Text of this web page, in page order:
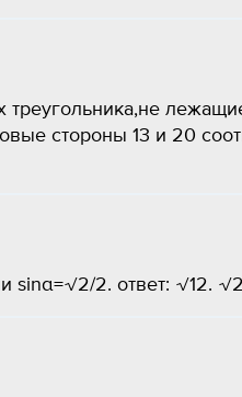
стороны 13 и 20
sinα=√2/2. ответ: √12.